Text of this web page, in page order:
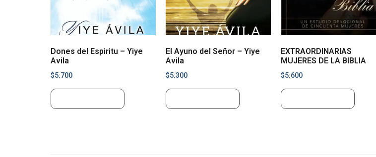
Dones del Espiritu – Yiye
Avila
$5.700
El Ayuno del Señor – Yiye
Avila
$5.300
EXTRAORDINARIAS
MUJERES DE LA BIBLIA
$5.600